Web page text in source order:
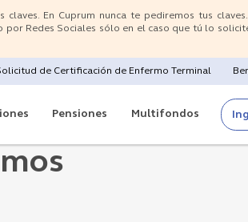
En Cuprum nunca te pediremos tus
por Redes Sociales sólo en el caso que tú lo
de Certificación de Enfermo Terminal
Pensiones Multifondos